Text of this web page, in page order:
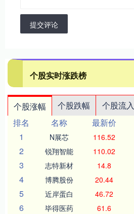
提交评论
个股实时涨跌榜
个股涨幅 个股跌幅 个股流入
排名
名称 最新价
1
N展芯 116.52
2 锐翔智能 110.02
3 志特新材 14.8
4 博腾股份 20.44
5 近岸蛋白 46.72
6 毕得医药 61.6